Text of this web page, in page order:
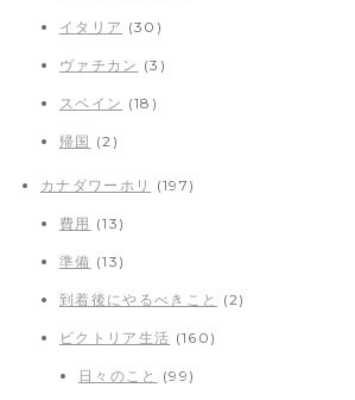
イタリア (30)
ヴァチカン (3)
スペイン (18)
帰国 (2)
カナダワーホリ (197)
費用 (13)
準備 (13)
到着後にやるべきこと (2)
ビクトリア生活 (160)
日々のこと (99)